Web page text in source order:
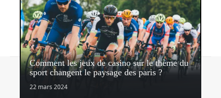
Comment les jeux de casino sur le thème du
sport changent le paysage des paris ?
22 mars 2024
Contact Mentions légales Sitemap